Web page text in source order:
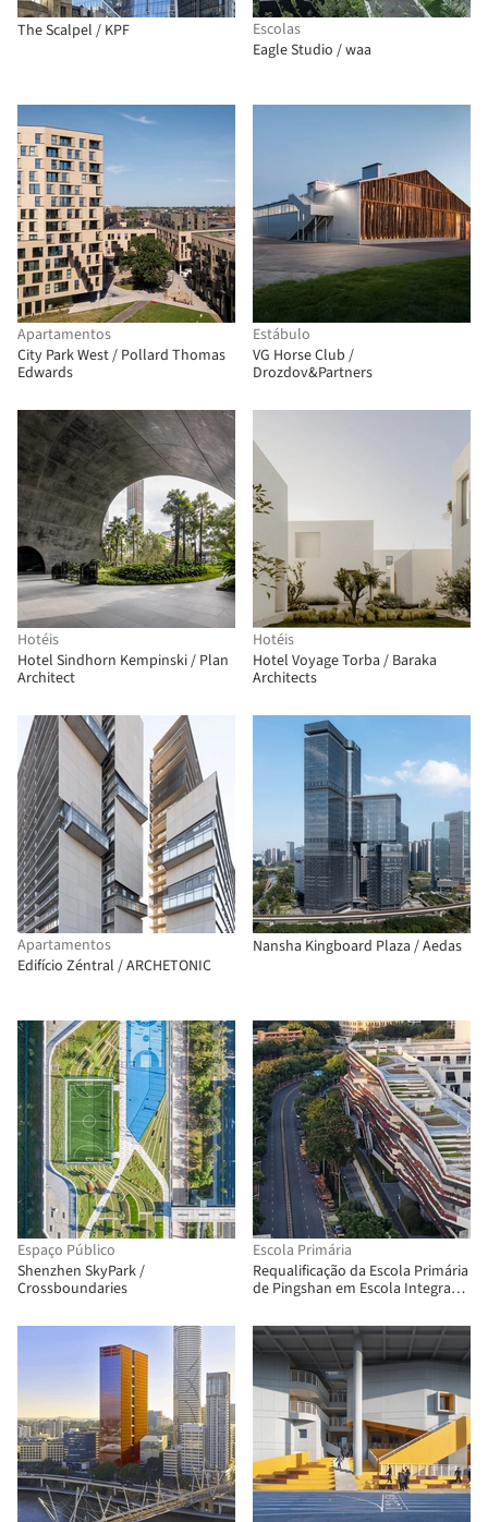
The Scalpel / KPF
Escolas
Eagle Studio / waa
Apartamentos
City Park West / Pollard Thomas
Edwards
Estábulo
VG Horse Club /
Drozdov&Partners
Hotéis
Hotel Sindhorn Kempinski / Plan
Architect
Hotéis
Hotel Voyage Torba / Baraka
Architects
Apartamentos
Edifício Zéntral / ARCHETONIC
Nansha Kingboard Plaza / Aedas
Espaço Público
Shenzhen SkyPark /
Crossboundaries
Escola Primária
Requalificação da Escola Primária
de Pingshan em Escola Integrada
Studio